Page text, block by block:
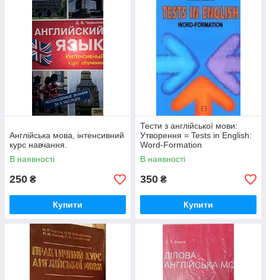
Англійська мова, інтенсивний
курс навчання.
В наявності
250 ₴
Купити
Тести з англійської мови:
Утворення = Tests in English:
Word-Formation
В наявності
350 ₴
Купити